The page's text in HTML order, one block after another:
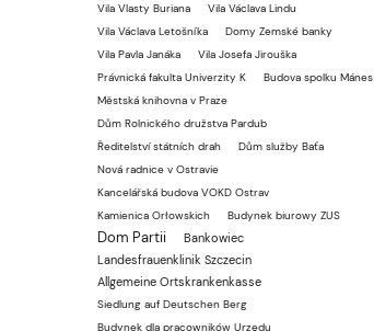
Vila Vlasty Buriana
Vila Václava Lindu
Vila Václava Letošníka
Domy Zemské banky
Vila Pavla Janáka
Vila Josefa Jirouška
Právnická fakulta Univerzity K
Budova spolku Mánes
Městská knihovna v Praze
Dům Rolnického družstva Pardub
Ředitelství státních drah
Dům služby Baťa
Nová radnice v Ostravie
Kancelářská budova VOKD Ostrav
Kamienica Orłowskich
Budynek biurowy ZUS
Dom Partii
Bankowiec
Landesfrauenklinik Szczecin
Allgemeine Ortskrankenkasse
Siedlung auf Deutschen Berg
Budynek dla pracowników Urzędu